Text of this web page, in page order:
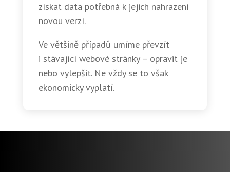
získat data potřebná k jejich nahrazení
novou verzí.
Ve většině případů umíme převzít
i stávající webové stránky – opravit je
nebo vylepšit. Ne vždy se to však
ekonomicky vyplatí.